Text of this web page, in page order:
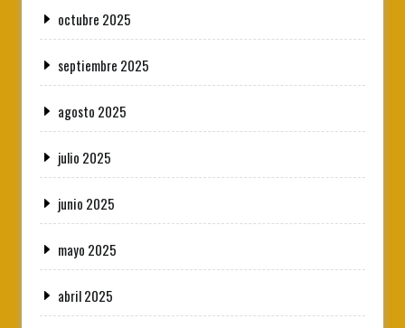
octubre 2025
septiembre 2025
agosto 2025
julio 2025
junio 2025
mayo 2025
abril 2025